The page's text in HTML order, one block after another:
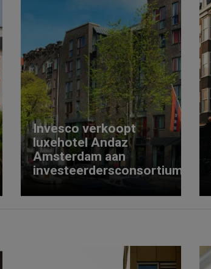
Invesco verkoopt
luxehotel Andaz
Amsterdam aan
investeerdersconsortium